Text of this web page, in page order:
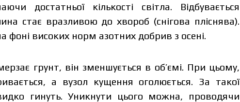
достатньої кількості світла. Відбувається
стає вразливою до хвороб (снігова пліснява).
високих норм азотних добрив з осені.
грунт, він зменшується в об’ємі. При цьому,
а вузол кущення оголюється. За такої
гинуть. Уникнути цього можна, проводячи